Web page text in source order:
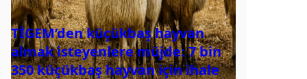
TİGEM’den küçükbaş hayvan
almak isteyenlere müjde: 7 bin
350 küçükbaş hayvan için ihale